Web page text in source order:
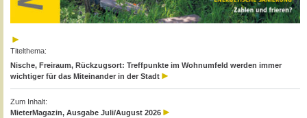
Titelthema:
Nische, Freiraum, Rückzugsort: Treffpunkte im Wohnumfeld werden immer
wichtiger für das Miteinander in der Stadt
Zum Inhalt:
MieterMagazin, Ausgabe Juli/August 2026